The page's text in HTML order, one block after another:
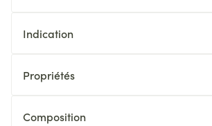
Indication
Propriétés
Composition